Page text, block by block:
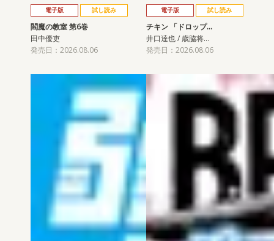
電子版 試し読み
閻魔の教室 第6巻
田中優吏
発売日：2026.08.06
電子版 試し読み
チキン 「ドロップ…
井口達也 / 歳脇将…
発売日：2026.08.06